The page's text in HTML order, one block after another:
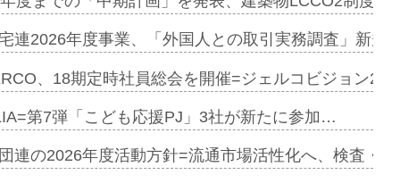
加=リンナ…
見込む=…
開始=三協…
連2026年度事業、「外国人との取引実務調査」新規
、18期定時社員総会を開催=ジェルコビジョン
第7弾「こども応援PJ」3社が新たに参加…
連の2026年度活動方針=流通市場活性化へ、検査・